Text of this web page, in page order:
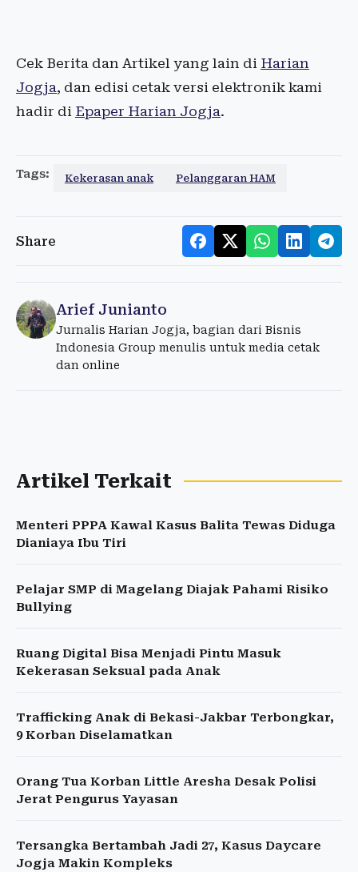
Cek Berita dan Artikel yang lain di Harian
Jogja, dan edisi cetak versi elektronik kami
hadir di Epaper Harian Jogja.
Tags: Kekerasan anak Pelanggaran HAM
Share
Arief Junianto
Jurnalis Harian Jogja, bagian dari Bisnis
Indonesia Group menulis untuk media cetak
dan online
Artikel Terkait
Menteri PPPA Kawal Kasus Balita Tewas Diduga
Dianiaya Ibu Tiri
Pelajar SMP di Magelang Diajak Pahami Risiko
Bullying
Ruang Digital Bisa Menjadi Pintu Masuk
Kekerasan Seksual pada Anak
Trafficking Anak di Bekasi-Jakbar Terbongkar,
9 Korban Diselamatkan
Orang Tua Korban Little Aresha Desak Polisi
Jerat Pengurus Yayasan
Tersangka Bertambah Jadi 27, Kasus Daycare
Jogja Makin Kompleks